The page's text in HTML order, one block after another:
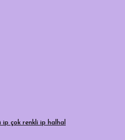
ip çok renkli ip halhal